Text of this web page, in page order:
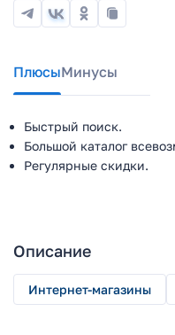
ПлюсыМинусы
Быстрый поиск.
Большой каталог
Регулярные скидки.
Описание
Интернет-магазины